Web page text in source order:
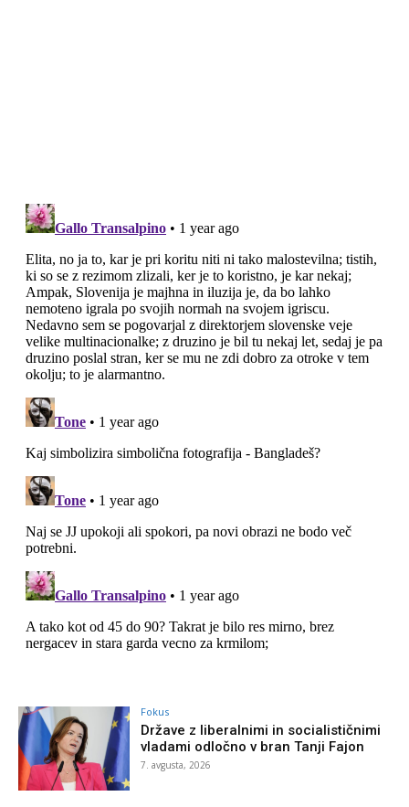
Fokus
Države z liberalnimi in socialističnimi
vladami odločno v bran Tanji Fajon
7. avgusta, 2026